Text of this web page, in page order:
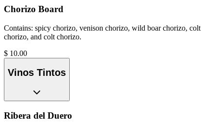
Chorizo Board
Contains: spicy chorizo, venison chorizo, wild boar chorizo, colt
chorizo, and colt chorizo.
$ 10.00
Vinos Tintos
Ribera del Duero